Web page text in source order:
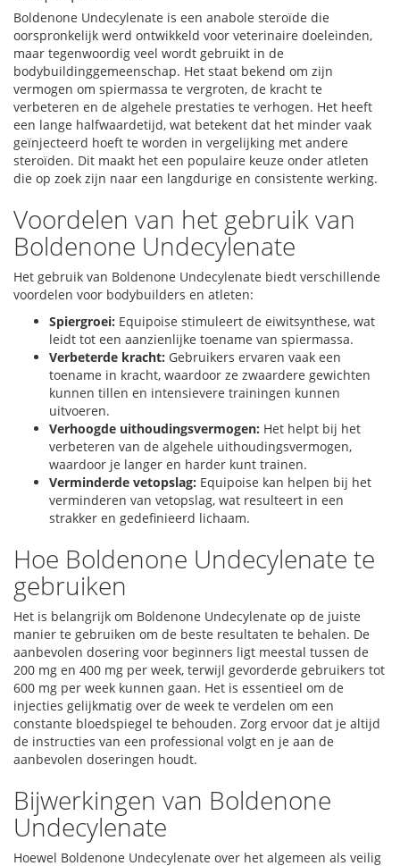
Boldenone Undecylenate is een anabole steroïde die
oorspronkelijk werd ontwikkeld voor veterinaire doeleinden,
maar tegenwoordig veel wordt gebruikt in de
bodybuildinggemeenschap. Het staat bekend om zijn
vermogen om spiermassa te vergroten, de kracht te
verbeteren en de algehele prestaties te verhogen. Het heeft
een lange halfwaardetijd, wat betekent dat het minder vaak
geïnjecteerd hoeft te worden in vergelijking met andere
steroïden. Dit maakt het een populaire keuze onder atleten
die op zoek zijn naar een langdurige en consistente werking.
Voordelen van het gebruik van
Boldenone Undecylenate
Het gebruik van Boldenone Undecylenate biedt verschillende
voordelen voor bodybuilders en atleten:
Spiergroei: Equipoise stimuleert de eiwitsynthese, wat
leidt tot een aanzienlijke toename van spiermassa.
Verbeterde kracht: Gebruikers ervaren vaak een
toename in kracht, waardoor ze zwaardere gewichten
kunnen tillen en intensievere trainingen kunnen
uitvoeren.
Verhoogde uithoudingsvermogen: Het helpt bij het
verbeteren van de algehele uithoudingsvermogen,
waardoor je langer en harder kunt trainen.
Verminderde vetopslag: Equipoise kan helpen bij het
verminderen van vetopslag, wat resulteert in een
strakker en gedefinieerd lichaam.
Hoe Boldenone Undecylenate te
gebruiken
Het is belangrijk om Boldenone Undecylenate op de juiste
manier te gebruiken om de beste resultaten te behalen. De
aanbevolen dosering voor beginners ligt meestal tussen de
200 mg en 400 mg per week, terwijl gevorderde gebruikers tot
600 mg per week kunnen gaan. Het is essentieel om de
injecties gelijkmatig over de week te verdelen om een
constante bloedspiegel te behouden. Zorg ervoor dat je altijd
de instructies van een professional volgt en je aan de
aanbevolen doseringen houdt.
Bijwerkingen van Boldenone
Undecylenate
Hoewel Boldenone Undecylenate over het algemeen als veilig